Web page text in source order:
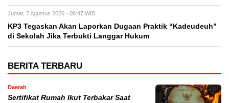
Jumat, 7 Agustus 2026 - 08:47 WIB
KP3 Tegaskan Akan Laporkan Dugaan Praktik “Kadeudeuh”
di Sekolah Jika Terbukti Langgar Hukum
BERITA TERBARU
Daerah
Sertifikat Rumah Ikut Terbakar Saat